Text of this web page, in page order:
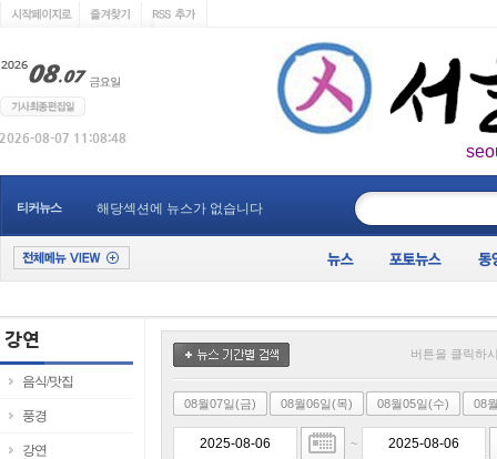
티커뉴스 해당섹션에 뉴스가 없습니다
음식/맛집
풍경
강연
버튼을 클릭하
08월07일(금) 08월06일(목) 08월05일(수) 08
~